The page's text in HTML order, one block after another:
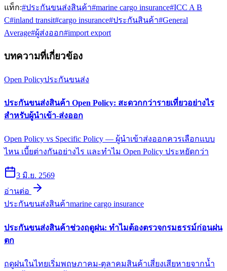
แท็ก:#ประกันขนส่งสินค้า#marine cargo insurance#ICC A B
C#inland transit#cargo insurance#ประกันสินค้า#General
Average#ผู้ส่งออก#import export
บทความที่เกี่ยวข้อง
Open Policyประกันขนส่ง
ประกันขนส่งสินค้า Open Policy: สะดวกกว่ารายเที่ยวอย่างไร
สำหรับผู้นำเข้า-ส่งออก
Open Policy vs Specific Policy — ผู้นำเข้าส่งออกควรเลือกแบบ
ไหน เบี้ยต่างกันอย่างไร และทำไม Open Policy ประหยัดกว่า
3 มิ.ย. 2569
อ่านต่อ
ประกันขนส่งสินค้าmarine cargo insurance
ประกันขนส่งสินค้าช่วงฤดูฝน: ทำไมต้องตรวจกรมธรรม์ก่อนฝน
ตก
ฤดูฝนในไทยเริ่มพฤษภาคม-ตุลาคมสินค้าเสี่ยงเสียหายจากน้ำ